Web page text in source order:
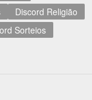
Discord Religião
Sorteios